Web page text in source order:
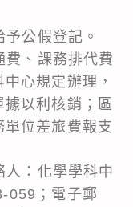
公假登記。
、課務排代費
心規定辦理，
以利核銷；區
位差旅費報支
：化學學科中
059；電子郵